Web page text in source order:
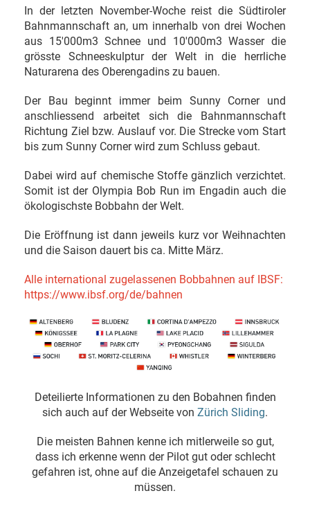
In der letzten November-Woche reist die Südtiroler
Bahnmannschaft an, um innerhalb von drei Wochen
aus 15'000m3 Schnee und 10'000m3 Wasser die
grösste Schneeskulptur der Welt in die herrliche
Naturarena des Oberengadins zu bauen.
Der Bau beginnt immer beim Sunny Corner und
anschliessend arbeitet sich die Bahnmannschaft
Richtung Ziel bzw. Auslauf vor. Die Strecke vom Start
bis zum Sunny Corner wird zum Schluss gebaut.
Dabei wird auf chemische Stoffe gänzlich verzichtet.
Somit ist der Olympia Bob Run im Engadin auch die
ökologischste Bobbahn der Welt.
Die Eröffnung ist dann jeweils kurz vor Weihnachten
und die Saison dauert bis ca. Mitte März.
Alle international zugelassenen Bobbahnen auf IBSF:
https://www.ibsf.org/de/bahnen
Deteilierte Informationen zu den Bobahnen finden
sich auch auf der Webseite von Zürich Sliding.
Die meisten Bahnen kenne ich mitlerweile so gut,
dass ich erkenne wenn der Pilot gut oder schlecht
gefahren ist, ohne auf die Anzeigetafel schauen zu
müssen.